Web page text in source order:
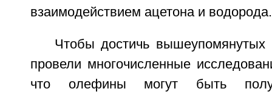
взаимодействием ацетона и водорода.
Чтобы достичь вышеупомянутых
провели многочисленные
что олефины могут быть